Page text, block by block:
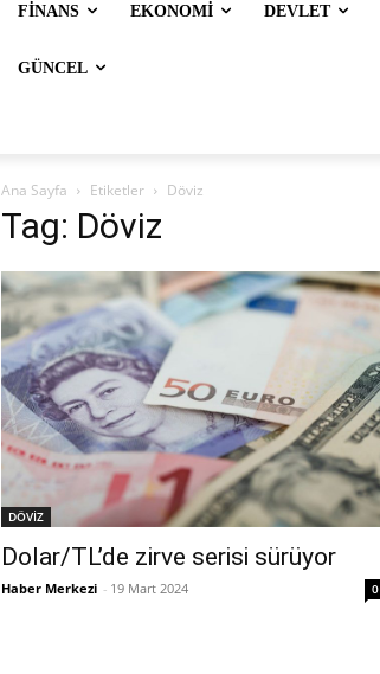
FİNANS EKONOMİ DEVLET
GÜNCEL
Ana Sayfa Etiketler Döviz
Tag: Döviz
DÖVİZ
Dolar/TL’de zirve serisi sürüyor
Haber Merkezi - 19 Mart 2024 0